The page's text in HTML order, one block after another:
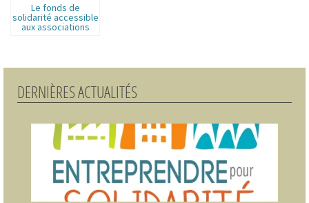
Le fonds de
solidarité accessible
aux associations
DERNIÈRES ACTUALITÉS